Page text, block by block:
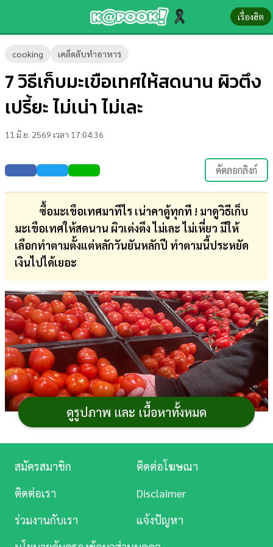
เรื่องฮิต
cooking เคล็ดลับทำอาหาร
7 วิธีเก็บมะเขือเทศให้สดนาน ผิวตึง
เปรี้ยะ ไม่เน่า ไม่เละ
11 มิ.ย. 2569 เวลา 17:04:36
คัดลอกลิงก์
ซื้อมะเขือเทศมาทีไร เน่าคาตู้ทุกที ! มาดูวิธีเก็บ
มะเขือเทศให้สดนาน ผิวเต่งตึง ไม่เละ ไม่เหี่ยว มีให้
เลือกทำตามตั้งแต่หลักวันยันหลักปี ทำตามนี้ประหยัด
เงินไปได้เยอะ
ทำสลัดคลีน ๆ หรือเคี่ยวซอสพาสต้าโฮมเมดกินให้อร่อยฟิน
แต่ผ่านไปไม่กี่วัน อ้าว...น้องเริ่มนิ่ม ผิวเหี่ยว แถมบางลูก
ดูรูปภาพ และ เนื้อหาทั้งหมด
ข่าว-
ความ
รู้
บันเทิง
ตรวจ
ผล
บอล
สด
การ
เงิน
การ
ศึกษา
บันเทิง
ดู
Music
สมัครสมาชิก
ติดต่อโฆษณา
ติดต่อเรา
Disclaimer
ร่วมงานกับเรา
แจ้งปัญหา